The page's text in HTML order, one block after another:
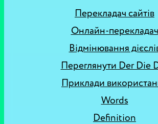
Перекладач сайтів
Онлайн-перекладач
Відмінювання
Переглянути Der Die
Приклади
Words
Definition